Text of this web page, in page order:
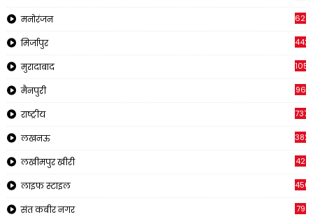
मनोरंजन 622
मिर्जापुर 442
मुरादाबाद 1057
मैनपुरी 96
राष्ट्रीय 7376
लखनऊ
लखीमपुर खीरी 42
लाइफ स्टाइल 456
संत कबीर नगर 79